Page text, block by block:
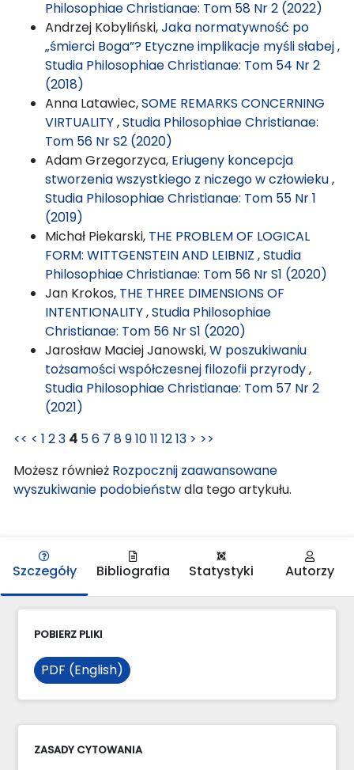
Philosophiae Christianae: Tom 58 Nr 2 (2022)
Andrzej Kobyliński,Jaka normatywność po
„śmierci Boga”? Etyczne implikacje myśli słabej,
Studia Philosophiae Christianae: Tom 54 Nr 2
(2018)
Anna Latawiec,SOME REMARKS CONCERNING
VIRTUALITY,Studia Philosophiae Christianae:
Tom 56 Nr S2 (2020)
Adam Grzegorzyca, Eriugeny koncepcja
stworzenia wszystkiego z niczego w człowieku,
Studia Philosophiae Christianae: Tom 55 Nr 1
(2019)
Michał Piekarski, THE PROBLEM OF LOGICAL
FORM: WITTGENSTEIN AND LEIBNIZ ,Studia
Philosophiae Christianae: Tom 56 Nr S1 (2020)
Jan Krokos, THE THREE DIMENSIONS OF
INTENTIONALITY,Studia Philosophiae
Christianae: Tom 56 Nr S1 (2020)
Jarosław Maciej Janowski,W poszukiwaniu
tożsamości współczesnej filozofii przyrody,
Studia Philosophiae Christianae: Tom 57 Nr 2
(2021)
<< < 1 23 4 56 7 891011 1213 > >>
Możesz również Rozpocznij zaawansowane
wyszukiwanie podobieństwdla tego artykułu.
Szczegóły Bibliografia Statystyki Autorzy
POBIERZ PLIKI
PDF (English)
ZASADY CYTOWANIA